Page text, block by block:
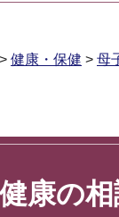
> 健康・保健 > 母
康の